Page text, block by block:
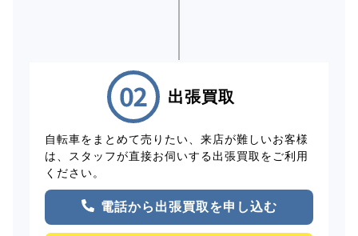
出張買取
自転車をまとめて売りたい、来店が難しいお客様
は、スタッフが直接お伺いする出張買取をご利用
ください。
電話から出張買取を申し込む